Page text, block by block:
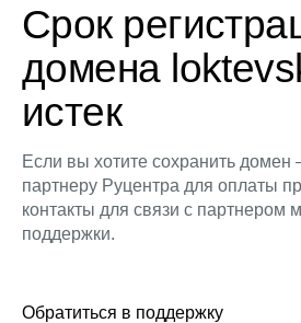
Срок
домена
истек
Если вы хотите сохранить домен
партнеру Руцентра для оплаты
контакты для связи с партнером
поддержки.
Обратиться в поддержку